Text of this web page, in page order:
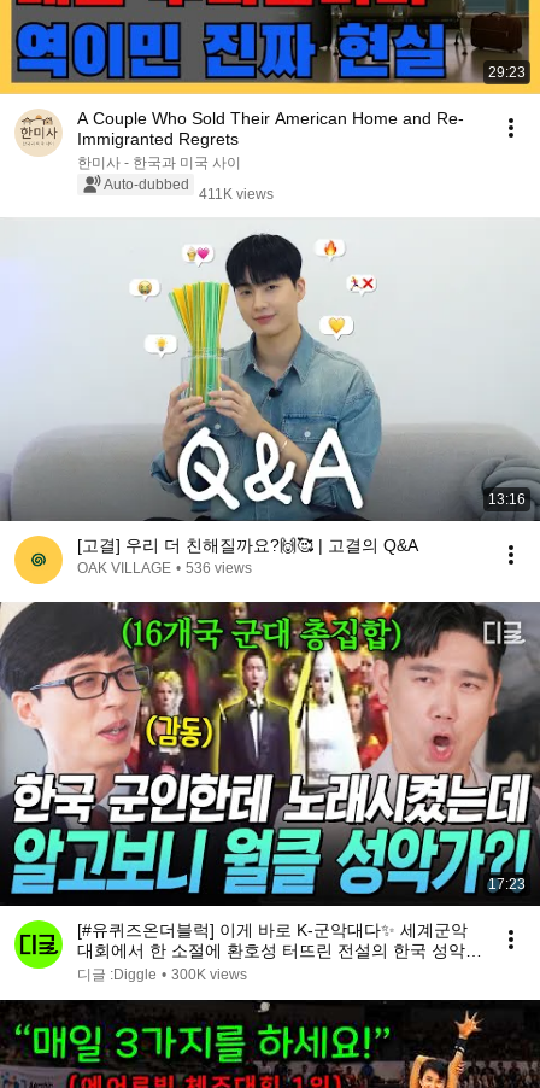
29:23
A Couple Who Sold Their American Home and Re-
Immigranted Regrets
한미사 - 한국과 미국 사이
Auto-dubbed
411K views
13:16
[고결] 우리 더 친해질까요?🙌🥰 | 고결의 Q&A
OAK VILLAGE • 536 views
17:23
[#유퀴즈온더블럭] 이게 바로 K-군악대다✨ 세계군악
대회에서 한 소절에 환호성 터뜨린 전설의 한국 성악병
🎤
디글 :Diggle • 300K views